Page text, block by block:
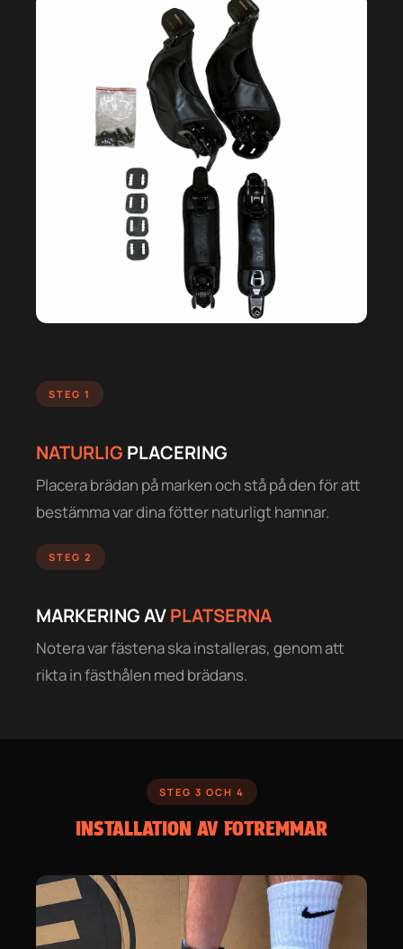
STEG 1
NATURLIG PLACERING
Placera brädan på marken och stå på den för att
bestämma var dina fötter naturligt hamnar.
STEG 2
MARKERING AVPLATSERNA
Notera var fästena ska installeras, genom att
rikta in fästhålen med brädans.
STEG 3 OCH 4
INSTALLATION AV FOTREMMAR